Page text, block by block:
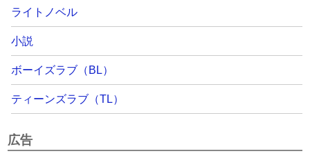
ライトノベル
小説
ボーイズラブ（BL）
ティーンズラブ（TL）
広告